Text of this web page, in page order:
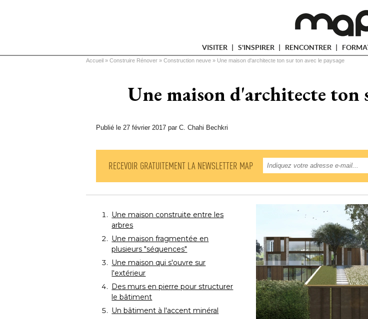
VISITER S'INSPIRER RENCONTRER
Vous êtes ici
Accueil » Construire Rénover » Construction neuve » Une maison d'architecte ton sur ton avec le paysage
Une maison d'architecte ton
Publié le 27 février 2017 par C. Chahi Bechkri
RECEVOIR GRATUITEMENT LA NEWSLETTER MAP
Une maison construite entre les
arbres
Une maison fragmentée en
plusieurs "séquences"
Une maison qui s'ouvre sur
l'extérieur
Des murs en pierre pour structurer
le bâtiment
Un bâtiment à l'accent minéral